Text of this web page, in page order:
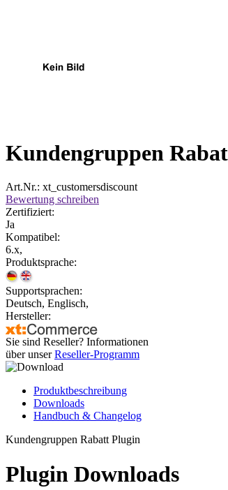
Kundengruppen
Art.Nr.: xt_customersdiscount
Bewertung schreiben
Zertifiziert:
Ja
Kompatibel:
6.x,
Produktsprache:
Supportsprachen:
Deutsch, Englisch,
Hersteller:
Sie sind Reseller? Informationen
über unserReseller-Programm
Produktbeschreibung
Downloads
Handbuch & Changelog
Kundengruppen Rabatt Plugin
Plugin Downloads